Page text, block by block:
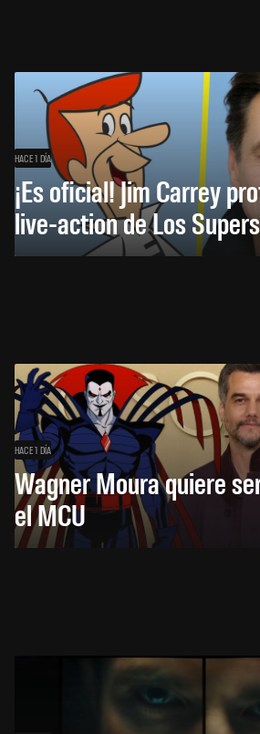
HACE 1 DÍA
¡Es oficial! Jim Carrey
live-action de Los
HACE 1 DÍA
Wagner Moura quiere
el MCU